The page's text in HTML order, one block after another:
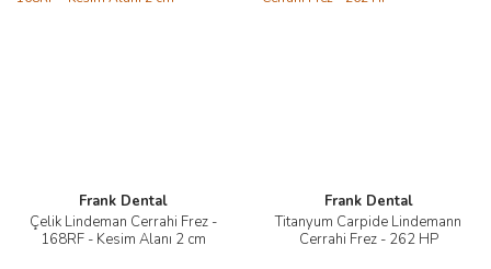
Frank Dental
Çelik Lindeman Cerrahi Frez -
168RF - Kesim Alanı 2 cm
Frank Dental
Titanyum Carpide Lindemann
Cerrahi Frez - 262 HP